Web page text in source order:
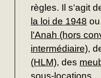
règles. Il s'agit
la loi de 1948 ou
l'Anah (hors
intermédiaire),
(HLM), des
sous-locations.